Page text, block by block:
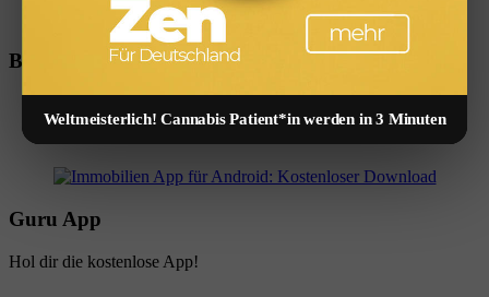
Beste App
Guru App
Hol dir die kostenlose App!
Weltmeisterlich! Cannabis Patient*in werden in 3 Minuten